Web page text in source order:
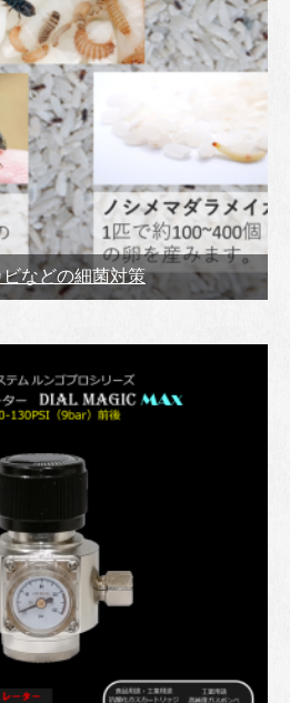
などの細菌対策